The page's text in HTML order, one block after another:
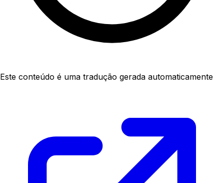
Este conteúdo é uma tradução gerada automaticamente